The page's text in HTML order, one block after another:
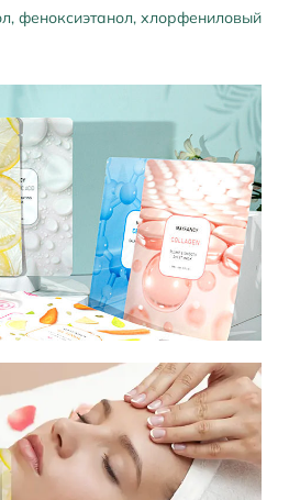
феноксиэтанол, хлорфениловый